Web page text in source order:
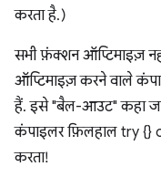
करता है.)
सभी फ़ंक्शन ऑप्टिमाइज़
ऑप्टिमाइज़ करने वाले
हैं. इसे "बैल-आउट" कहा
कंपाइलर फ़िलहाल try {}
करता!